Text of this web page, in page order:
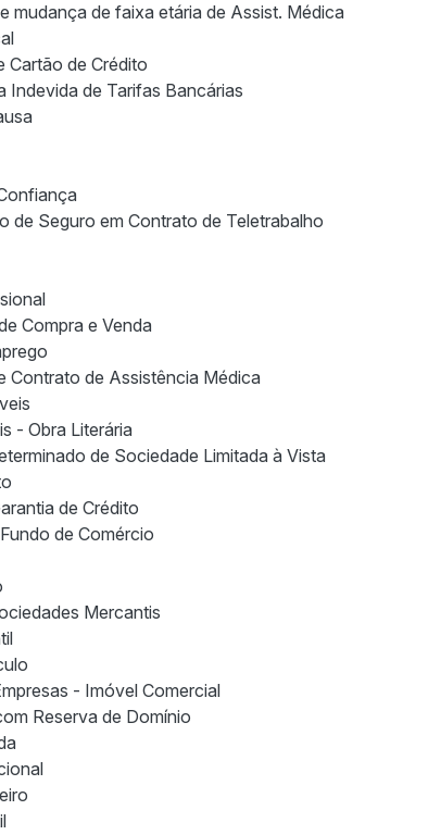
mudança de faixa etária de Assist. Médica
Cartão de Crédito
Indevida de Tarifas Bancárias
de Seguro em Contrato de Teletrabalho
Compra e Venda
Contrato de Assistência Médica
- Obra Literária
de Sociedade Limitada à Vista
de Crédito
de Comércio
Mercantis
- Imóvel Comercial
Reserva de Domínio